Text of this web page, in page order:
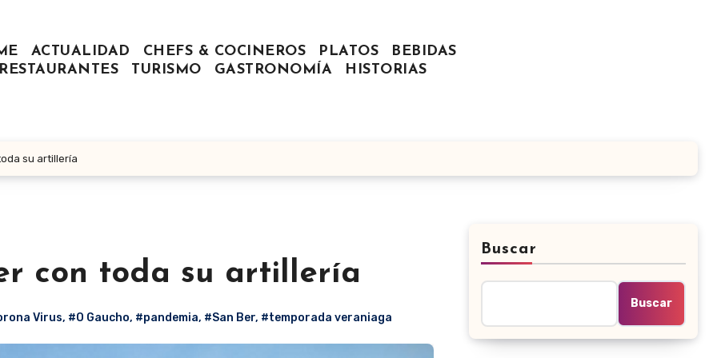
ACTUALIDAD CHEFS & COCINEROS PLATOS
BEBIDAS
RESTAURANTES
TURISMO GASTRONOMÍA HISTORIAS
su artillería
con toda su artillería
Virus, #O Gaucho, #pandemia, #San Ber, #temporada veraniaga
Buscar
Buscar